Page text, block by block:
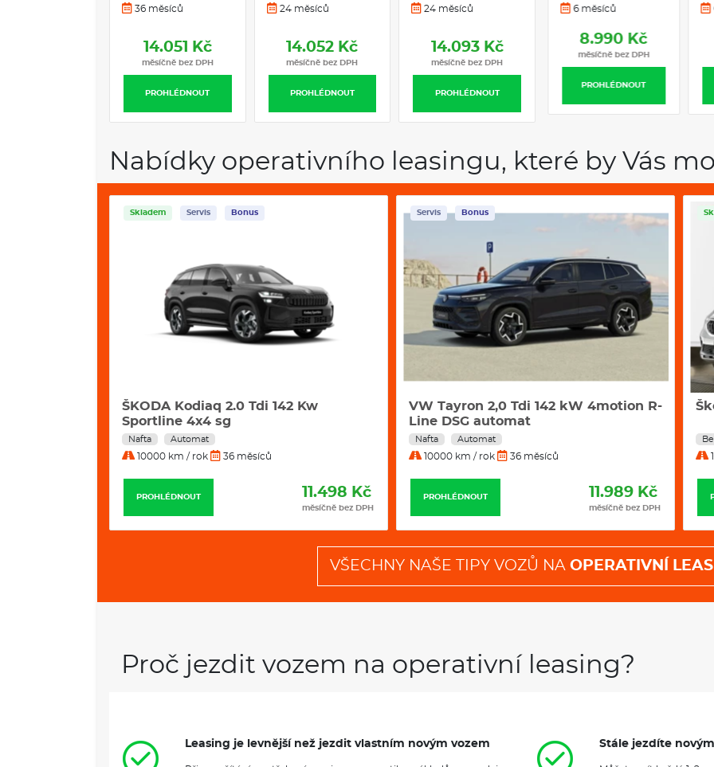
24 měsíců
PROHLÉDNOUT
14.052 Kč
měsíčně bez DPH
24 měsíců
PROHLÉDNOUT
14.093 Kč
měsíčně bez DPH
36 měsíců
PROHLÉDNOUT
14.100 Kč
měsíčně bez DPH
6 měsíců
PROHLÉDNOUT
8.490 Kč
měsíčně bez DPH
Nabídky operativního leasingu, které by Vás
Servis Bonus
VW Tayron 2,0 Tdi 142 kW 4motion R-
Line DSG automat
Nafta Automat
10000 km / rok 36 měsíců
PROHLÉDNOUT 11.989 Kč
měsíčně bez DPH
Skladem Servis
Škoda Kamiq 130 let 1,0 TSI 85 kW
Benzín Manuál
10000 km / rok 36 měsíců
PROHLÉDNOUT 5.657 Kč
měsíčně bez DPH
VŠECHNY NAŠE TIPY VOZŮ NA OPERATIVNÍ
Proč jezdit vozem na operativní leasing?
Leasing je levnější než jezdit vlastním novým vozem Stále jezdíte